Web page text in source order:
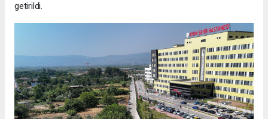
getirildi.